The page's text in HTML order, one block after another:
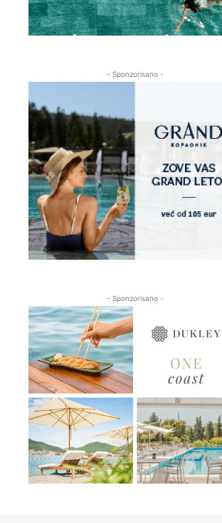
- Sponzorisano -
- Sponzorisano -